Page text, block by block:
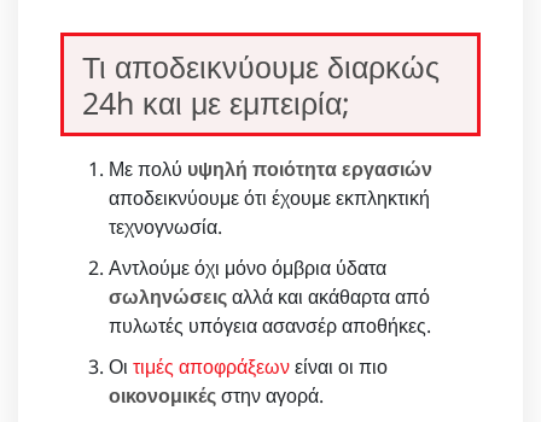
Τι αποδεικνύουμε διαρκώς
24h και με εμπειρία;
Με πολύ υψηλή ποιότητα εργασιών
αποδεικνύουμε ότι έχουμε εκπληκτική
τεχνογνωσία.
Αντλούμε όχι μόνο όμβρια ύδατα
σωληνώσειςαλλά και ακάθαρτα από
πυλωτές υπόγεια ασανσέρ αποθήκες.
Οι τιμές αποφράξεωνείναι οι πιο
οικονομικέςστην αγορά.